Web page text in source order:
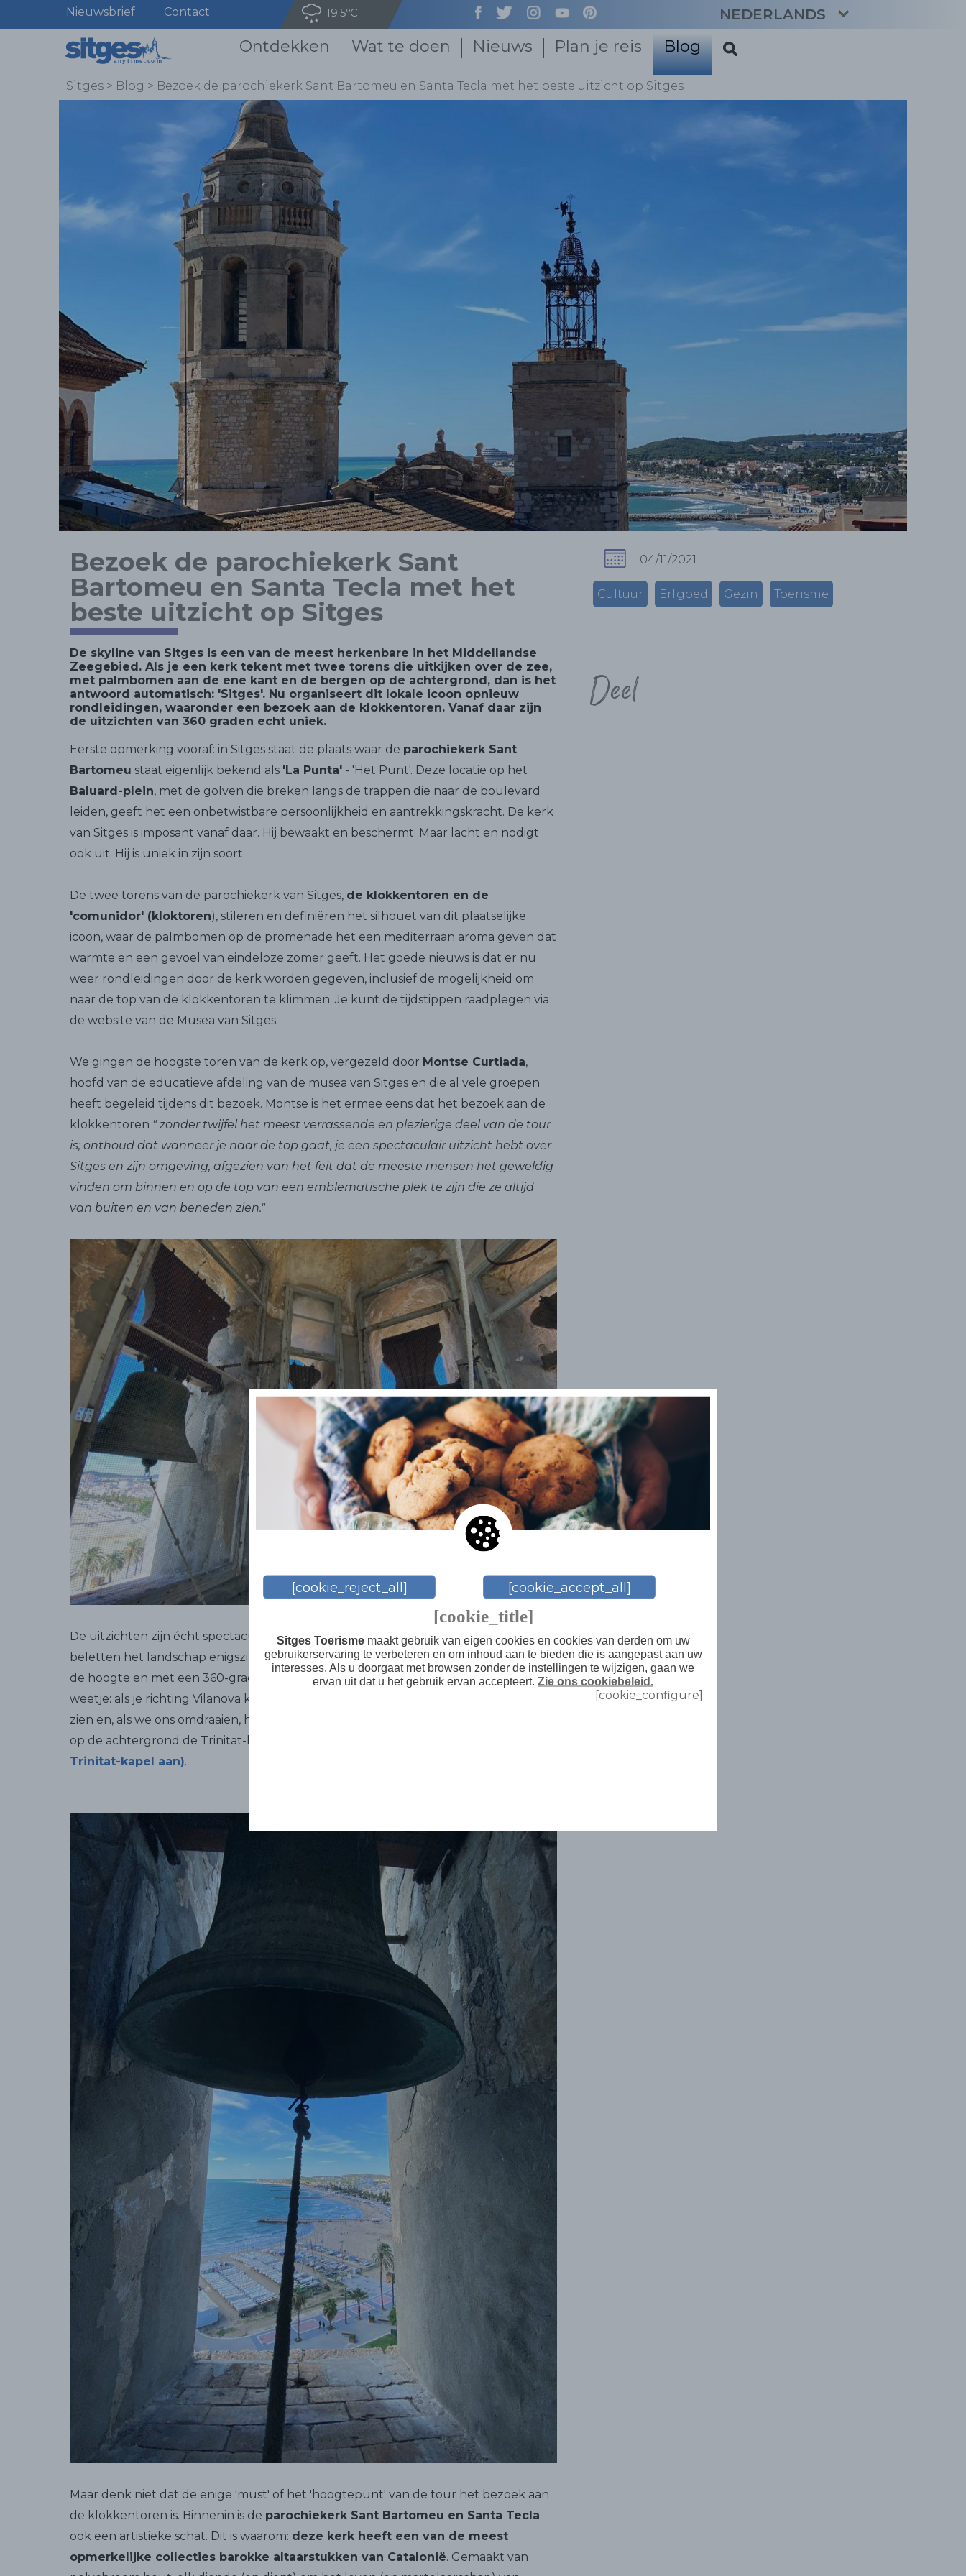
Nieuwsbrief Contact 19.5ºC NEDERLANDS
Ontdekken Wat te doen Nieuws Plan je reis Blog
Sitges > Blog > Bezoek de parochiekerk Sant Bartomeu en Santa Tecla met het beste uitzicht op Sitges
Bezoek de parochiekerk Sant
Bartomeu en Santa Tecla met het
beste uitzicht op Sitges
De skyline van Sitges is een van de meest herkenbare in het Middellandse
Zeegebied. Als je een kerk tekent met twee torens die uitkijken over de zee,
met palmbomen aan de ene kant en de bergen op de achtergrond, dan is het
antwoord automatisch: 'Sitges'. Nu organiseert dit lokale icoon opnieuw
rondleidingen, waaronder een bezoek aan de klokkentoren. Vanaf daar zijn
de uitzichten van 360 graden echt uniek.
Eerste opmerking vooraf: in Sitges staat de plaats waar de parochiekerk Sant
Bartomeu staat eigenlijk bekend als 'La Punta' - 'Het Punt'. Deze locatie op het
Baluard-plein, met de golven die breken langs de trappen die naar de boulevard
leiden, geeft het een onbetwistbare persoonlijkheid en aantrekkingskracht. De kerk
van Sitges is imposant vanaf daar. Hij bewaakt en beschermt. Maar lacht en nodigt
ook uit. Hij is uniek in zijn soort.
De twee torens van de parochiekerk van Sitges, de klokkentoren en de
'comunidor' (kloktoren), stileren en definiëren het silhouet van dit plaatselijke
icoon, waar de palmbomen op de promenade het een mediterraan aroma geven dat
warmte en een gevoel van eindeloze zomer geeft. Het goede nieuws is dat er nu
weer rondleidingen door de kerk worden gegeven, inclusief de mogelijkheid om
naar de top van de klokkentoren te klimmen. Je kunt de tijdstippen raadplegen via
de website van de Musea van Sitges.
We gingen de hoogste toren van de kerk op, vergezeld door Montse Curtiada,
hoofd van de educatieve afdeling van de musea van Sitges en die al vele groepen
heeft begeleid tijdens dit bezoek. Montse is het ermee eens dat het bezoek aan de
klokkentoren " zonder twijfel het meest verrassende en plezierige deel van de tour
is; onthoud dat wanneer je naar de top gaat, je een spectaculair uitzicht hebt over
Sitges en zijn omgeving, afgezien van het feit dat de meeste mensen het geweldig
vinden om binnen en op de top van een emblematische plek te zijn die ze altijd
van buiten en van beneden zien."
De uitzichten zijn écht spectaculair. Hoewel een net om de vogels de toegang te
beletten het landschap enigszins beperkt, blijft het indrukwekkend om Sitges vanaf
de hoogte en met een 360-graden formaat te kunnen bekijken. Een kerkelijk
weetje: als je richting Vilanova kijkt, kun je de kapellen Vinyet en Virgin de Gracia
zien en, als we ons omdraaien, hebben we op de voorgrond de Sant Sebastià-kerk en
op de achtergrond de Trinitat-kapel
Trinitat-kapel aan).
Maar denk niet dat de enige 'must' of het 'hoogtepunt' van de tour het bezoek aan
de klokkentoren is. Binnenin is de parochiekerk Sant Bartomeu en Santa Tecla
ook een artistieke schat. Dit is waarom: deze kerk heeft een van de meest
opmerkelijke collecties barokke altaarstukken van Catalonië. Gemaakt van
04/11/2021
Cultuur Erfgoed Gezin Toerisme
Deel
[cookie_reject_all] [cookie_accept_all]
[cookie_title]
Sitges Toerismemaakt gebruik van eigen cookies en cookies van derden om uw
gebruikerservaring te verbeteren en om inhoud aan te bieden die is aangepast aan uw
interesses. Als u doorgaat met browsen zonder de instellingen te wijzigen, gaan we
ervan uit dat u het gebruik ervan accepteert. Zie ons cookiebeleid.
[cookie_configure]